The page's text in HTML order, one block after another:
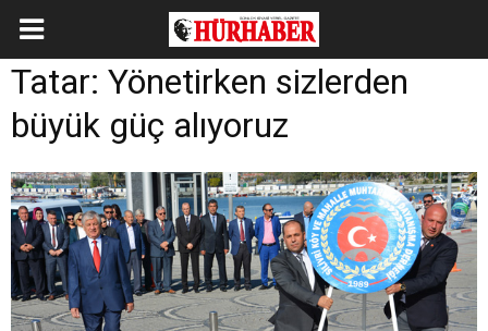
Tatar: Yönetirken sizlerden
büyük güç alıyoruz